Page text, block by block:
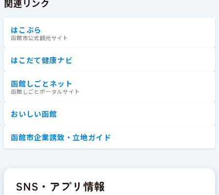
関連リンク
はこぶら
函館市公式観光サイト
はこだて健康ナビ
函館しごとネット
函館しごとポータルサイト
おいしい函館
函館市企業誘致・立地ガイド
SNS・アプリ情報